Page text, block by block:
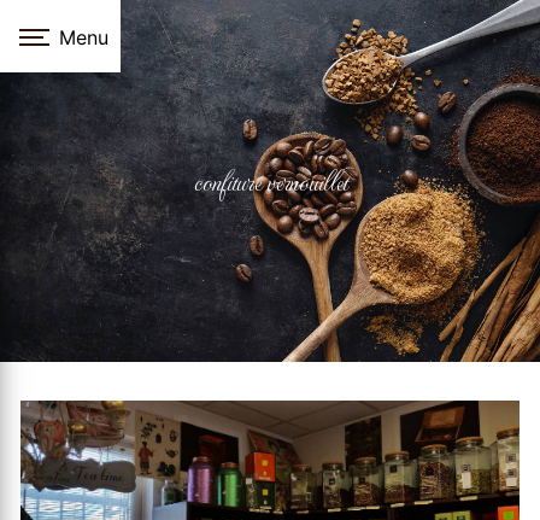
Panneau de gestion des cookies
Menu
confiture vernouillet